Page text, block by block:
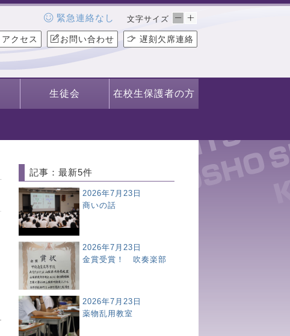
文字サイズ
クセス お問い合わせ 遅刻欠席連絡
緊急連絡なし
生徒会 在校生保護者の方
記事：最新5件
2026年7月23日
商いの話
2026年7月23日
金賞受賞！ 吹奏楽部
2026年7月23日
薬物乱用教室